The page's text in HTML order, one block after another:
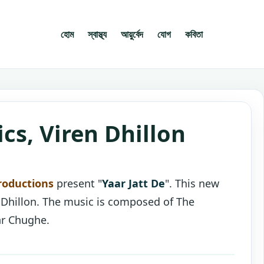
হোম স্বাস্থ্য আয়ুর্বেদ যোগ কবিতা
Viren Dhillon
present "Yaar Jatt De". This new
The music is composed of The
Chughe.